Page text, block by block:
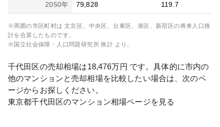
2050年 79,828 119.7
※周囲の市区町村は 文京区、中央区、台東区、港区、新宿区の将来人口推
計を合算したものです。
※国立社会保障・人口問題研究所 推計 より。
千代田区の売却相場は18,476万円 です。具体的に市内の
他のマンションと売却相場を比較したい場合は、次のペ
ージからお探しください。
東京都千代田区のマンション相場ページを見る